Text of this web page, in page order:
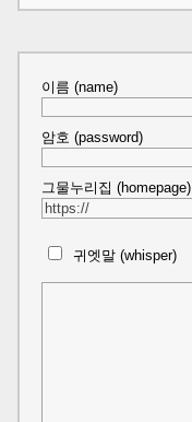
이름 (name)
암호 (password)
그물누리집 (homepage)
귀엣말 (whisper)